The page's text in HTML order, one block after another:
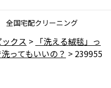
全国宅配クリーニング
ックス > 「洗える絨毯」っ
ってもいいの？ > 239955